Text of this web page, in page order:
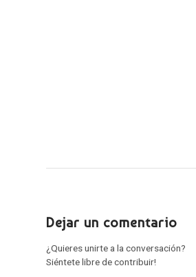
Dejar un comentario
¿Quieres unirte a la conversación?
Siéntete libre de contribuir!